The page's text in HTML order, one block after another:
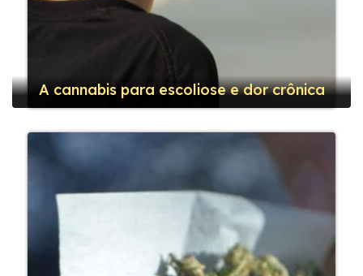
A cannabis para escoliose e dor crônica